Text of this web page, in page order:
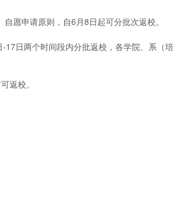
愿申请原则，自6月8日起可分批次返校。
日两个时间段内分批返校，各学院、系（培
返校。